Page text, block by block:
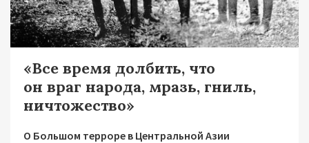
«Все время долбить, что
он враг народа, мразь, гниль,
ничтожество»
О Большом терроре в Центральной Азии